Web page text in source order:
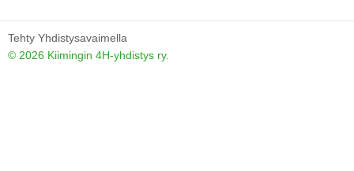
Tehty Yhdistysavaimella
© 2026 Kiimingin 4H-yhdistys ry.